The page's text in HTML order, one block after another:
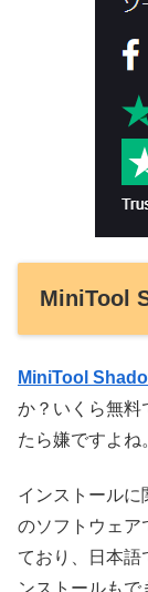
MiniTool
MiniTool
か？いくら無料
たら嫌ですよね
インストールに
のソフトウェア
ており、日本語